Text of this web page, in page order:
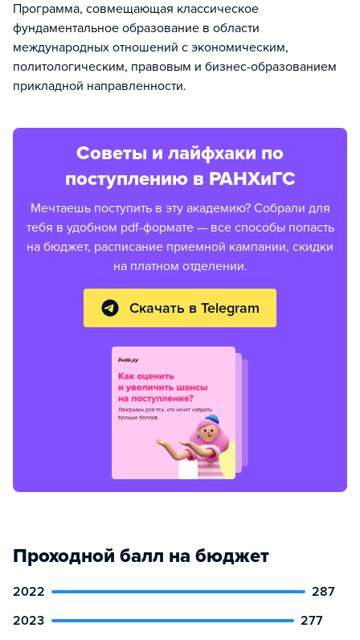
Программа, совмещающая классическое
фундаментальное образование в области
международных отношений с экономическим,
политологическим, правовым и бизнес-образованием
прикладной направленности.
Советы и лайфхаки по
поступлению в РАНХиГС
Мечтаешь поступить в эту академию? Собрали для
тебя в удобном pdf-формате — все способы попасть
на бюджет, расписание приемной кампании, скидки
на платном отделении.
Скачать в Telegram
Проходной балл на бюджет
2022
287
2023
277